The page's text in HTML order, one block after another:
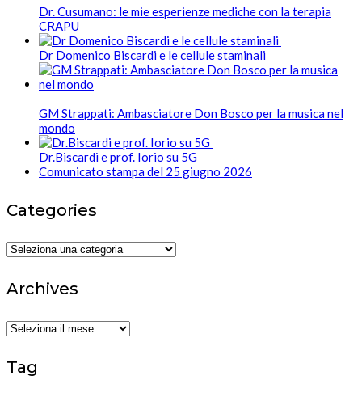
Dr. Cusumano: le mie esperienze mediche con la terapia
CRAPU
Dr Domenico Biscardi e le cellule staminali
GM Strappati: Ambasciatore Don Bosco per la musica nel
mondo
Dr.Biscardi e prof. Iorio su 5G
Comunicato stampa del 25 giugno 2026
Categories
Categories
Archives
Archives
Tag